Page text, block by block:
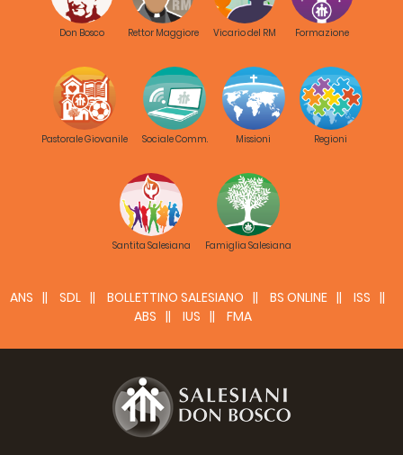
Don Bosco Rettor Maggiore Vicario del RM Formazione
Pastorale Giovanile Sociale Comm. Missioni Regioni
Santita Salesiana Famiglia Salesiana
ANS SDL BOLLETTINO SALESIANO BS ONLINE
ISS
ABS
IUS FMA